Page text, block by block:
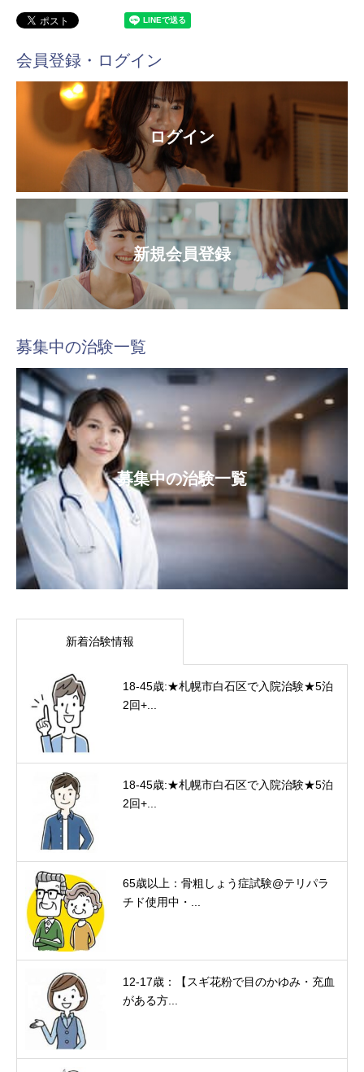
会員登録・ログイン
ログイン
新規会員登録
募集中の治験一覧
募集中の治験一覧
新着治験情報
18-45歳:★札幌市白石区で入院治験★5泊
2回+...
18-45歳:★札幌市白石区で入院治験★5泊
2回+...
65歳以上：骨粗しょう症試験@テリパラ
チド使用中・...
12-17歳：【スギ花粉で目のかゆみ・充血
がある方...